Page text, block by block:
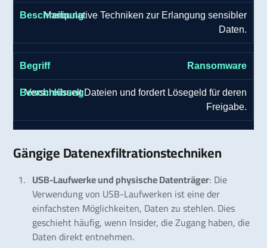
Manipulative Techniken zur Erlangung sensibler
Daten.
Ransomware
Verschlüsselt Dateien und fordert Lösegeld für deren
Freigabe.
Gängige Datenexfiltrationstechniken
USB-Laufwerke und physische Datenträger: Die
Verwendung von USB-Laufwerken ist eine der
einfachsten Möglichkeiten, Daten zu stehlen. Dies
geschieht häufig, wenn Insider, die Zugang haben, die
Daten direkt entnehmen.